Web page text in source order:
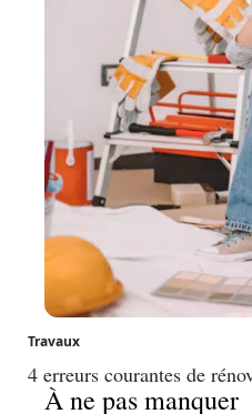
Travaux
4 erreurs courantes de
À ne pas manquer